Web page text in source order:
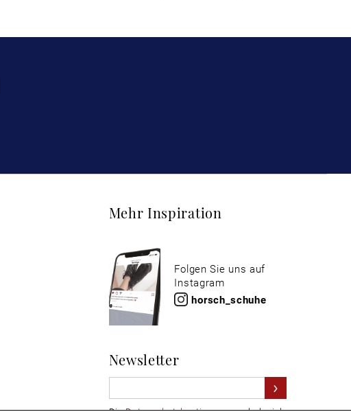
Mehr Inspiration
Folgen Sie uns auf
Instagram
horsch_schuhe
Newsletter